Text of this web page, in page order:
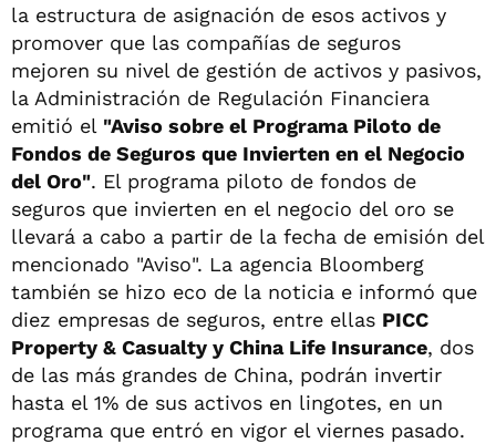
la estructura de asignación de esos activos y
promover que las compañías de seguros
mejoren su nivel de gestión de activos y pasivos,
la Administración de Regulación Financiera
emitió el "Aviso sobre el Programa Piloto de
Fondos de Seguros que Invierten en el Negocio
del Oro". El programa piloto de fondos de
seguros que invierten en el negocio del oro se
llevará a cabo a partir de la fecha de emisión del
mencionado "Aviso". La agencia Bloomberg
también se hizo eco de la noticia e informó que
diez empresas de seguros, entre ellas PICC
Property & Casualty y China Life Insurance, dos
de las más grandes de China, podrán invertir
hasta el 1% de sus activos en lingotes, en un
programa que entró en vigor el viernes pasado.